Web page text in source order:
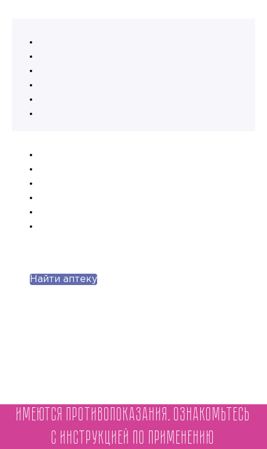
Найти аптеку
Имеются противопоказания. Ознакомьтесь
с инструкцией по применению